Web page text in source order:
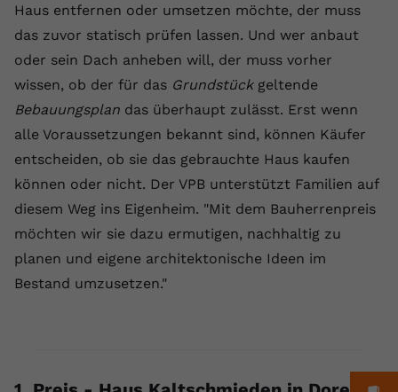
Haus entfernen oder umsetzen möchte, der muss
das zuvor statisch prüfen lassen. Und wer anbaut
oder sein Dach anheben will, der muss vorher
wissen, ob der für das Grundstückgeltende
Bebauungsplan das überhaupt zulässt. Erst wenn
alle Voraussetzungen bekannt sind, können Käufer
entscheiden, ob sie das gebrauchte Haus kaufen
können oder nicht. Der VPB unterstützt Familien auf
diesem Weg ins Eigenheim. "Mit dem Bauherrenpreis
möchten wir sie dazu ermutigen, nachhaltig zu
planen und eigene architektonische Ideen im
Bestand umzusetzen."
Anbieter youtube.com
Dieser von YouTube gesetzte Cookie
registriert eine eindeutige ID, um
gesehen hat.
Dieser von YouTube gesetzte Cookie